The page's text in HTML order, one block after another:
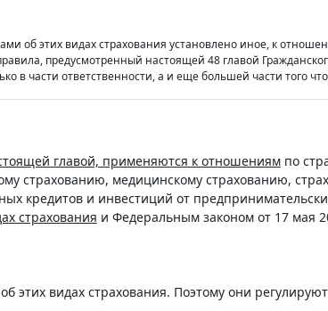
об этих видах страхования установлено иное, к
предусмотренный настоящей 48 главой
в части ответственности, а и еще большей части того
главой, применяются к отношениямпо
страхованию, медицинскому страхованию,
кредитов и инвестиций от
страхования и Федеральным законом от 17 мая
этих видах страхования. Поэтому они